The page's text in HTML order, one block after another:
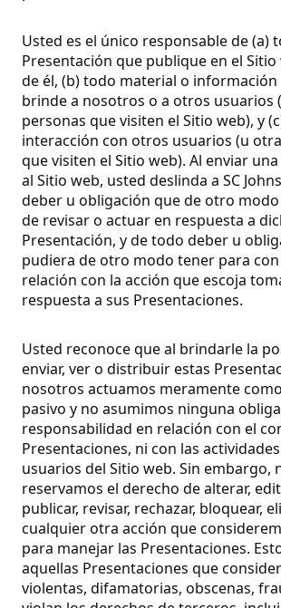
Usted es el único responsable de (a)
Presentación que publique en el Sitio
de él, (b) todo material o información
brinde a nosotros o a otros usuarios
personas que visiten el Sitio web), y
interacción con otros usuarios (u
que visiten el Sitio web). Al enviar
al Sitio web, usted deslinda a SC
deber u obligación que de otro
de revisar o actuar en respuesta a
Presentación, y de todo deber u
pudiera de otro modo tener para
relación con la acción que escoja
respuesta a sus Presentaciones.
Usted reconoce que al brindarle la
enviar, ver o distribuir estas
nosotros actuamos meramente
pasivo y no asumimos ninguna
responsabilidad en relación con el
Presentaciones, ni con las
usuarios del Sitio web. Sin embargo,
reservamos el derecho de alterar,
publicar, revisar, rechazar, bloquear,
cualquier otra acción que
para manejar las Presentaciones.
aquellas Presentaciones que
violentas, difamatorias, obscenas,